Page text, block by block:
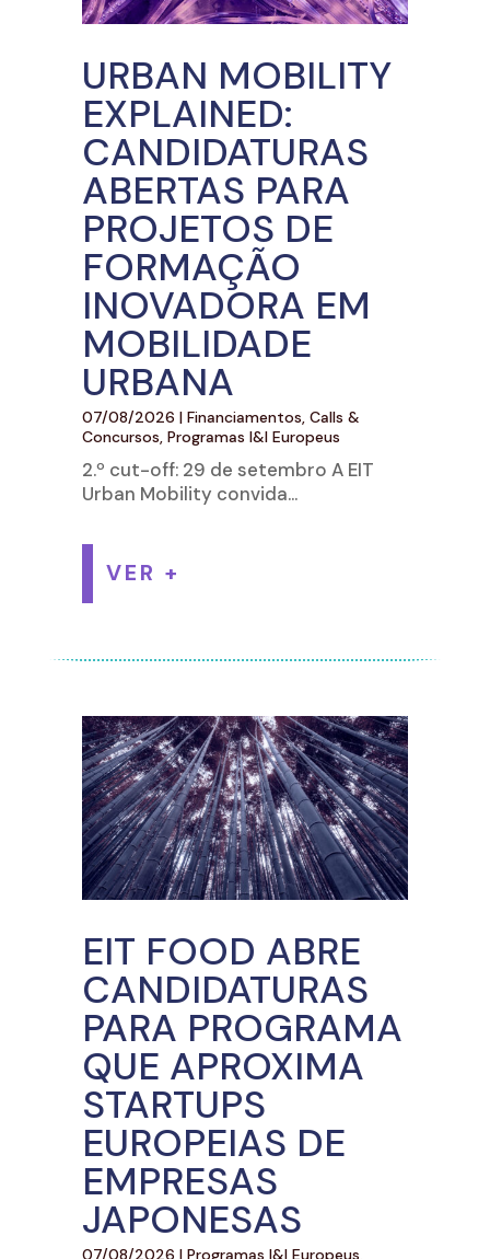
URBAN MOBILITY
EXPLAINED:
CANDIDATURAS
ABERTAS PARA
PROJETOS DE
FORMAÇÃO
INOVADORA EM
MOBILIDADE
URBANA
07/08/2026 | Financiamentos, Calls &
Concursos, Programas I&I Europeus
2.º cut-off: 29 de setembro A EIT
Urban Mobility convida...
VER +
EIT FOOD ABRE
CANDIDATURAS
PARA PROGRAMA
QUE APROXIMA
STARTUPS
EUROPEIAS DE
EMPRESAS
JAPONESAS
07/08/2026 | Programas I&I Europeus,